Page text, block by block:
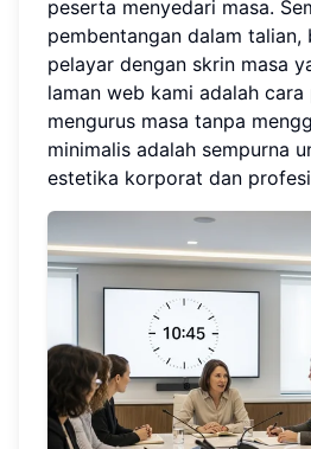
peserta menyedari masa.
pembentangan dalam talian,
pelayar dengan skrin masa
laman web kami adalah
mengurus masa tanpa
minimalis adalah sempurna
estetika korporat dan